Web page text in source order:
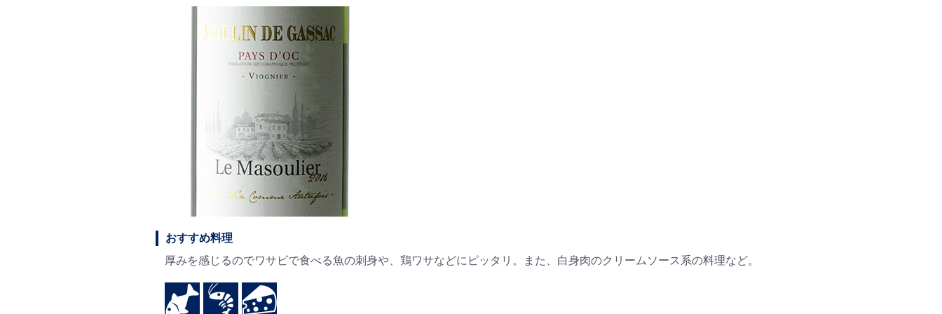
おすすめ料理
厚みを感じるのでワサビで食べる魚の刺身や、鶏ワサなどにピッタリ。また、白身肉のクリームソース系の料理など。